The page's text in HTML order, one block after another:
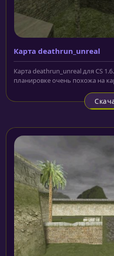
Карта deathrun_unreal
Карта deathrun_unreal для CS
планировке очень похожа на